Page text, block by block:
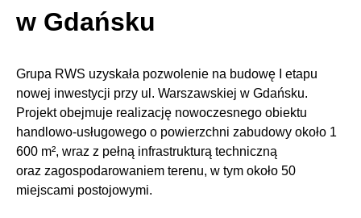
w Gdańsku
Grupa RWS uzyskała pozwolenie na budowę I etapu
nowej inwestycji przy ul. Warszawskiej w Gdańsku.
Projekt obejmuje realizację nowoczesnego obiektu
handlowo-usługowego o powierzchni zabudowy około 1
600 m², wraz z pełną infrastrukturą techniczną
oraz zagospodarowaniem terenu, w tym około 50
miejscami postojowymi.